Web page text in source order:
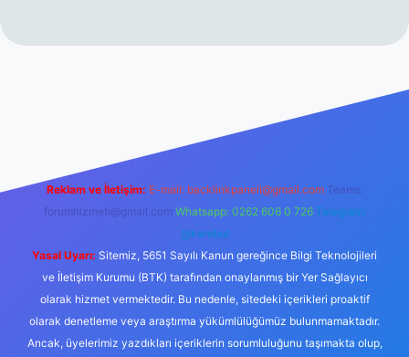
Reklam ve İletişim: E-mail: backlinkpaneli@gmail.com Teams:
forumhizmeti@gmail.com Whatsapp: 0262 606 0 726 Telegram:
@karabul
Yasal Uyarı: Sitemiz, 5651 Sayılı Kanun gereğince Bilgi Teknolojileri
ve İletişim Kurumu (BTK) tarafından onaylanmış bir Yer Sağlayıcı
olarak hizmet vermektedir. Bu nedenle, sitedeki içerikleri proaktif
olarak denetleme veya araştırma yükümlülüğümüz bulunmamaktadır.
Ancak, üyelerimiz yazdıkları içeriklerin sorumluluğunu taşımakta olup,